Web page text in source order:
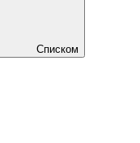
Списком